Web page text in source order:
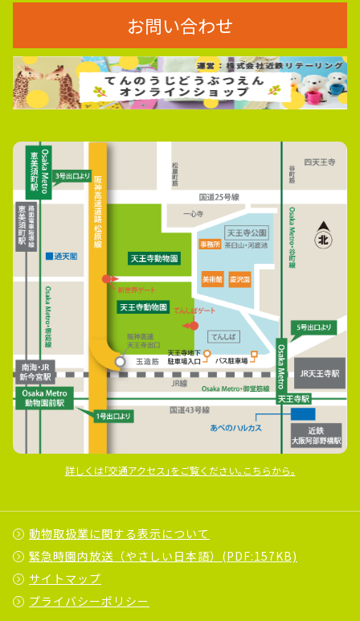
お問い合わせ
詳しくは｢交通アクセス｣をご覧ください｡こちらから｡
動物取扱業に関する表示について
緊急時園内放送（やさしい日本語）(PDF:157KB)
サイトマップ
プライバシーポリシー